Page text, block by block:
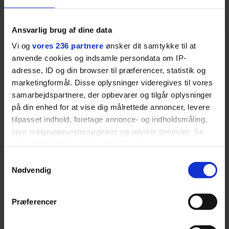
Ansvarlig brug af dine data
Vi og vores 236 partnere ønsker dit samtykke til at
anvende cookies og indsamle persondata om IP-
adresse, ID og din browser til præferencer, statistik og
marketingformål. Disse oplysninger videregives til vores
samarbejdspartnere, der opbevarer og tilgår oplysninger
på din enhed for at vise dig målrettede annoncer, levere
tilpasset indhold, foretage annonce- og indholdsmåling,
lave målgruppeundersøgelser og udvikle tjenester. Se
tilbage eller ændre indstillinger fra vores
"Cookiedeklaration", eller ved at trykke på "Privacy
Nødvendig
Præferencer
GASTRO
Restaurantkoncernen
Norrlyst åbner
burgerrestaurant med
Casper Drømme